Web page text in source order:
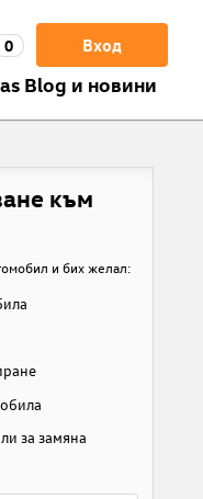
Вход
0
Blog и новини
към
и бих желал:
за замяна